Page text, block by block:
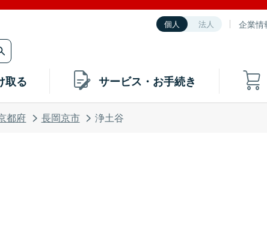
個人 法人 企業情
取る サービス・お手続き
都府 長岡京市 浄土谷